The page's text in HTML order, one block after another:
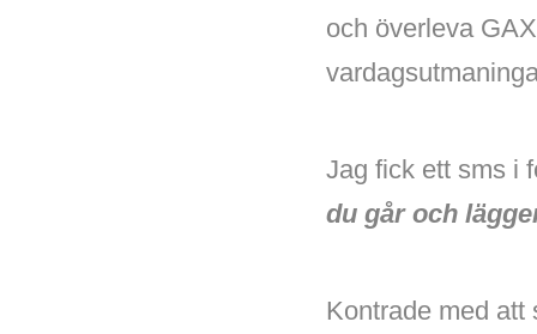
och överleva
Jag fick ett sms i
du går och
Kontrade med